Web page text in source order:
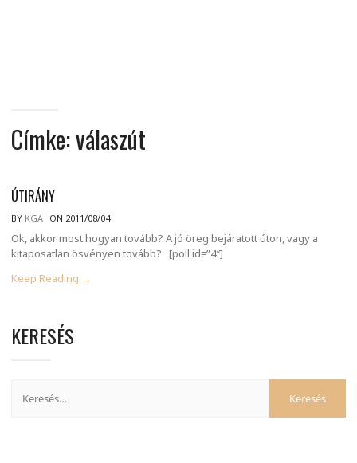
Címke:válaszút
ÚTIRÁNY
BY KGA ON 2011/08/04
Ok, akkor most hogyan tovább? A jó öreg bejáratott úton, vagy a
kitaposatlan ösvényen tovább? [poll id=”4″]
Keep Reading →
KERESÉS